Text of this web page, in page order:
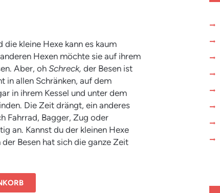
kleine Hexe kann es kaum
Hexen möchte sie auf ihrem
Aber, oh Schreck, der Besen ist
in allen Schränken, auf dem
in ihrem Kessel und unter dem
Die Zeit drängt, ein anderes
Fahrrad, Bagger, Zug oder
an. Kannst du der kleinen Hexe
Besen hat sich die ganze Zeit